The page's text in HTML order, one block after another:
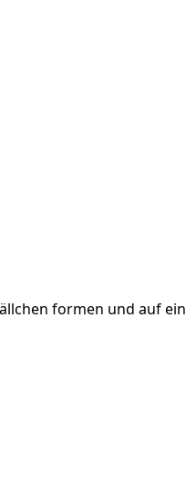
formen und auf ein